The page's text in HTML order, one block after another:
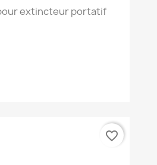
extincteur portatif
favorite_border